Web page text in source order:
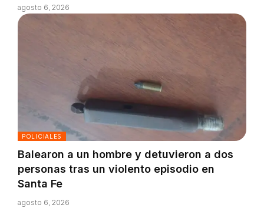
agosto 6, 2026
POLICIALES
Balearon a un hombre y detuvieron a dos
personas tras un violento episodio en
Santa Fe
agosto 6, 2026